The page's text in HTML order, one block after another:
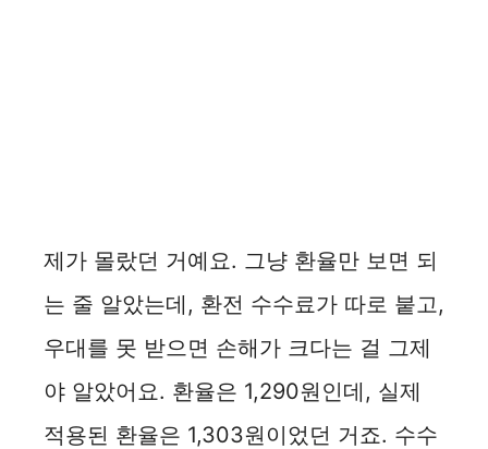
제가 몰랐던 거예요. 그냥 환율만 보면 되
는 줄 알았는데, 환전 수수료가 따로 붙고,
우대를 못 받으면 손해가 크다는 걸 그제
야 알았어요. 환율은 1,290원인데, 실제
적용된 환율은 1,303원이었던 거죠. 수수